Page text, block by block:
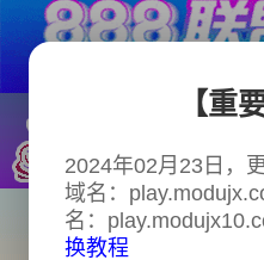
【重
2024年02月23日，
域名：
名：
换教程